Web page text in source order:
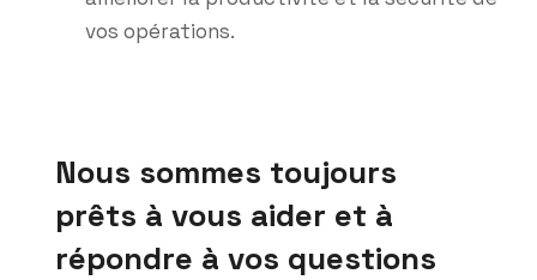
vos opérations.
Nous sommes toujours
prêts à vous aider et à
répondre à vos questions